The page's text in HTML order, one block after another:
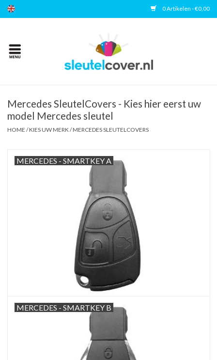
0 Artikelen - €0,00
Home
Accessoires
Veelgestelde vragen
Contact
Mercedes SleutelCovers - Kies hier eerst uw
model Mercedes sleutel
HOME /KIES UW MERK /MERCEDES SLEUTELCOVERS
MERCEDES - SMARTKEY A
MERCEDES - SMARTKEY B